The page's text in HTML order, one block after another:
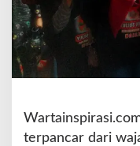
n
a
s
terpancar dari